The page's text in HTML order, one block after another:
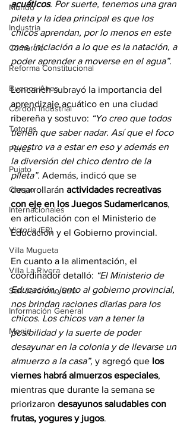
Mundo
Industria
Comercio
Reforma Constitucional
Buenos Aires
Cordón Industrial
Totoras
Pérez
Pujato
Campo
Internacionales
Victoria (ER)
Villa Mugueta
Villa La Rivera
San Jerónimo Sud
Información General
Monje
acuáticos. Por suerte, tenemos una gran
pileta y la idea principal es que los
chicos aprendan, por lo menos en este
mes, iniciación a lo que es la natación, a
poder aprender a moverse en el agua”.
Loncarich subrayó la importancia del
aprendizaje acuático en una ciudad
ribereña y sostuvo: “Yo creo que todos
tienen que saber nadar. Así que el foco
nuestro va a estar en eso y además en
la diversión del chico dentro de la
pileta”. Además, indicó que se
desarrollarán actividades recreativas
con eje en los Juegos Sudamericanos,
en articulación con el Ministerio de
Educación y el Gobierno provincial.
En cuanto a la alimentación, el
coordinador detalló: “El Ministerio de
Educación, junto al gobierno provincial,
nos brindan raciones diarias para los
chicos. Los chicos van a tener la
posibilidad y la suerte de poder
desayunar en la colonia y de llevarse un
almuerzo a la casa”, y agregó que los
viernes habrá almuerzos especiales,
mientras que durante la semana se
priorizaron desayunos saludables con
frutas, yogures y jugos.